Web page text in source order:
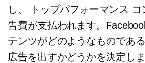
し、
トップパフォーマンス コ
告費が支払われます。
テンツがどのようなものであ
広告を出すかどうかを決定し